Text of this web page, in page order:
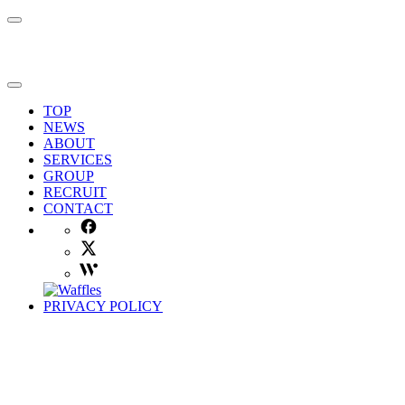
TOP
NEWS
ABOUT
SERVICES
GROUP
RECRUIT
CONTACT
PRIVACY POLICY